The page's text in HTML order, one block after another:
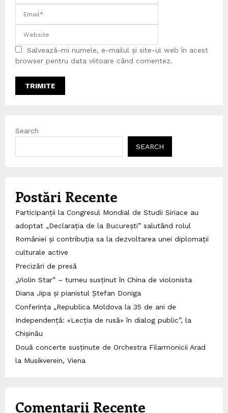
Salvează-mi numele, e-mailul și site-ul web în acest
browser pentru data viitoare când comentez.
Search
SEARCH
Postări Recente
Participanții la Congresul Mondial de Studii Siriace au
adoptat „Declarația de la București” salutând rolul
României și contribuția sa la dezvoltarea unei diplomații
culturale active
Precizări de presă
„Violin Star” – turneu susținut în China de violonista
Diana Jipa și pianistul Ștefan Doniga
Conferința „Republica Moldova la 35 de ani de
Independență: «Lecția de rusă» în dialog public”, la
Chișinău
Două concerte susținute de Orchestra Filarmonicii Arad
la Musikverein, Viena
Comentarii Recente